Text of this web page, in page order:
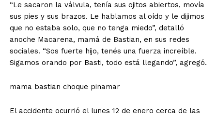
“Le sacaron la válvula, tenía sus ojitos abiertos, movía
sus pies y sus brazos. Le hablamos al oído y le dijimos
que no estaba solo, que no tenga miedo”, detalló
anoche Macarena, mamá de Bastian, en sus redes
sociales. “Sos fuerte hijo, tenés una fuerza increíble.
Sigamos orando por Basti, todo está llegando”, agregó.
mama bastian choque pinamar
El accidente ocurrió el lunes 12 de enero cerca de las